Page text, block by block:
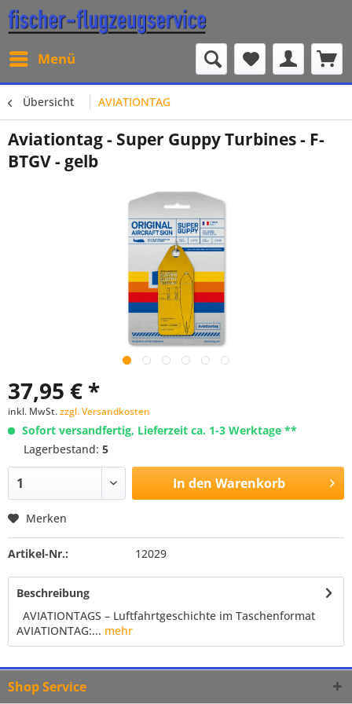
Menü
Übersicht AVIATIONTAG
Aviationtag - Super Guppy Turbines - F-
BTGV - gelb
37,95 € *
inkl. MwSt.zzgl. Versandkosten
Sofort versandfertig, Lieferzeit ca. 1-3 Werktage **
Lagerbestand: 5
In den Warenkorb
Merken
Artikel-Nr.: 12029
Beschreibung
AVIATIONTAGS – Luftfahrtgeschichte im Taschenformat
AVIATIONTAG:... mehr
Shop Service